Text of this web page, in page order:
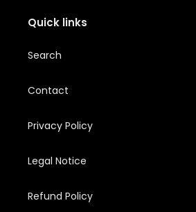
Quick links
Search
Contact
Privacy Policy
Legal Notice
Refund Policy